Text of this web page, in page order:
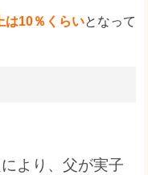
は10％くらいとなって
より、父が実子